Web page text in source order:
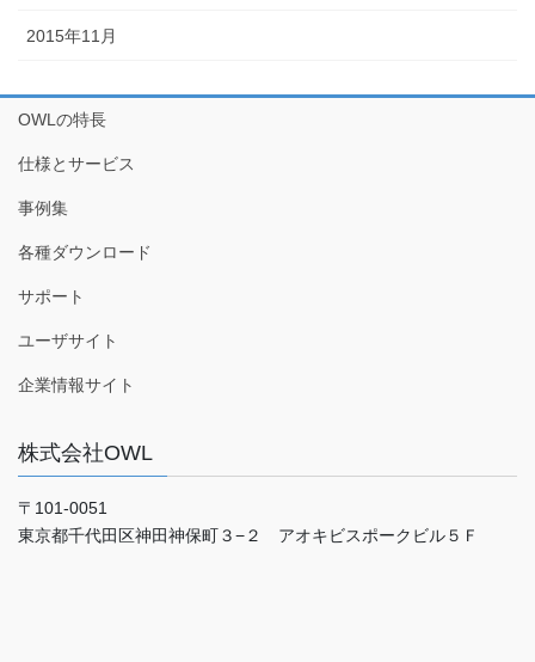
2015年11月
OWLの特長
仕様とサービス
事例集
各種ダウンロード
サポート
ユーザサイト
企業情報サイト
株式会社OWL
〒101-0051
東京都千代田区神田神保町３−２ アオキビスポークビル５Ｆ